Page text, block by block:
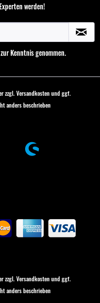
werden!
zur Kenntnis genommen.
zzgl. Versandkostenund ggf.
anders beschrieben
zzgl. Versandkostenund ggf.
anders beschrieben